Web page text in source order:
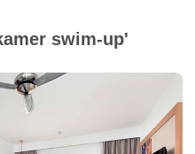
swim-up'